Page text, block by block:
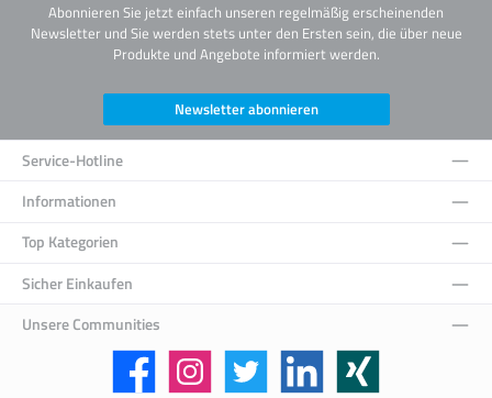
Abonnieren Sie jetzt einfach unseren regelmäßig erscheinenden
Newsletter und Sie werden stets unter den Ersten sein, die über neue
Produkte und Angebote informiert werden.
Newsletter abonnieren
Service-Hotline
Informationen
Top Kategorien
Sicher Einkaufen
Unsere Communities
Facebook Instagram Twitter LinkedIn Xing